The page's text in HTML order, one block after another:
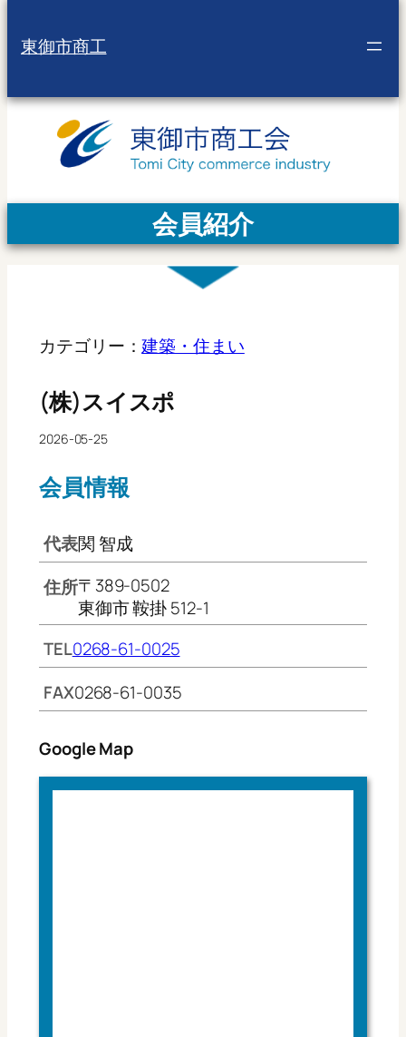
東御市商工
会員紹介
カテゴリー：建築・住まい
(株)スイスポ
2026-05-25
会員情報
代表関 智成
住所〒389-0502
東御市 鞍掛 512-1
TEL0268-61-0025
FAX0268-61-0035
Google Map